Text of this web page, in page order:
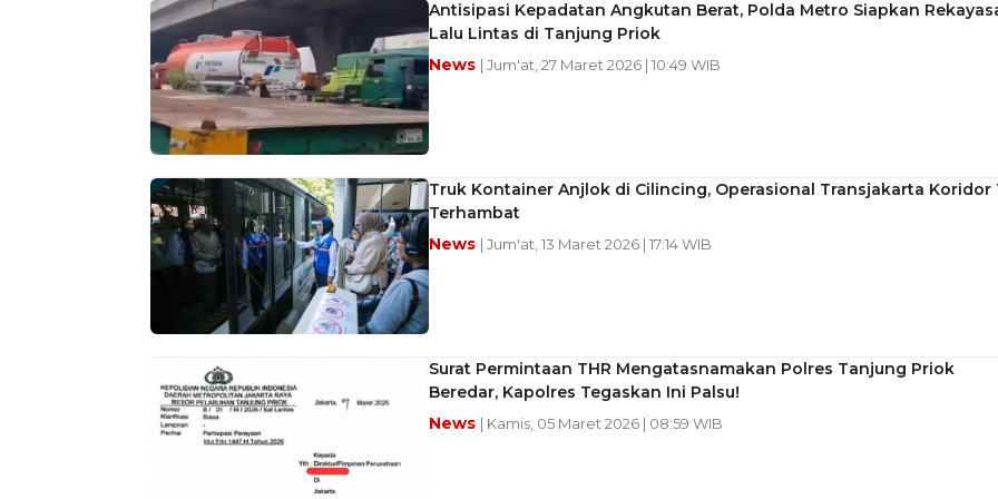
Antisipasi Kepadatan Angkutan Berat, Polda Metro Siapkan
Lalu Lintas di Tanjung Priok
News | Jum'at, 27 Maret 2026 | 10:49 WIB
Truk Kontainer Anjlok di Cilincing, Operasional Transjakarta Koridor
Terhambat
News | Jum'at, 13 Maret 2026 | 17:14 WIB
Surat Permintaan THR Mengatasnamakan Polres Tanjung Priok
Beredar, Kapolres Tegaskan Ini Palsu!
News | Kamis, 05 Maret 2026 | 08:59 WIB